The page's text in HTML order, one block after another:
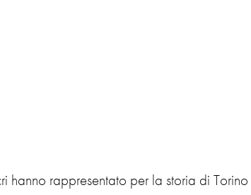
rappresentato per la storia di